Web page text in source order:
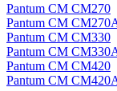
Pantum CM CM270
Pantum CM
Pantum CM CM330
Pantum CM
Pantum CM CM420
Pantum CM